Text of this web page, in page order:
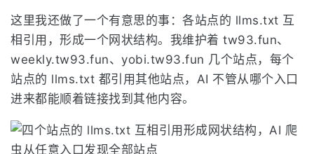
这里我还做了一个有意思的事：各站点的 llms.txt 互
相引用，形成一个网状结构。我维护着 tw93.fun、
weekly.tw93.fun、yobi.tw93.fun 几个站点，每个
站点的 llms.txt 都引用其他站点，AI 不管从哪个入口
进来都能顺着链接找到其他内容。